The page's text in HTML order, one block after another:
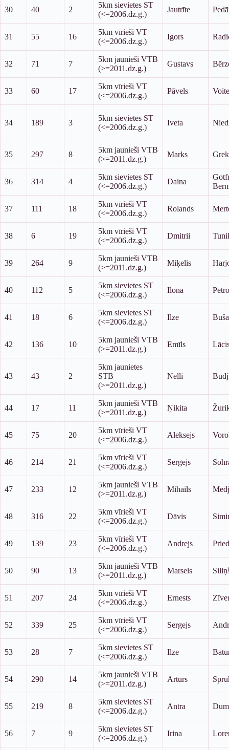
30 40 2
5km sievietes ST
(<=2006.dz.g.)
Jautrīte
31 55 16
5km vīrieši VT
(<=2006.dz.g.)
Igors
32 71 7
5km jaunieši VTB
(>=2011.dz.g.)
Gustavs
33 60 17
5km vīrieši VT
(<=2006.dz.g.)
Pāvels
34 189 3
5km sievietes ST
(<=2006.dz.g.)
Iveta
35 297 8
5km jaunieši VTB
(>=2011.dz.g.)
Marks
36 314 4
5km sievietes ST
(<=2006.dz.g.)
Daina
37 111 18
5km vīrieši VT
(<=2006.dz.g.)
Rolands
38 6 19
5km vīrieši VT
(<=2006.dz.g.)
Dmitrii
39 264 9
5km jaunieši VTB
(>=2011.dz.g.)
Miķelis
40 112 5
5km sievietes ST
(<=2006.dz.g.)
Ilona
41 18 6
5km sievietes ST
(<=2006.dz.g.)
Ilze Buša
42 136 10
5km jaunieši VTB
(>=2011.dz.g.)
Emīls
43 43 2
5km jaunietes
STB
(>=2011.dz.g.)
Nelli
44 17 11
5km jaunieši VTB
(>=2011.dz.g.)
Ņikita
45 75 20
5km vīrieši VT
(<=2006.dz.g.)
Aleksejs
46 214 21
5km vīrieši VT
(<=2006.dz.g.)
Sergejs
47 233 12
5km jaunieši VTB
(>=2011.dz.g.)
Mihails
48 316 22
5km vīrieši VT
(<=2006.dz.g.)
Dāvis
49 139 23
5km vīrieši VT
(<=2006.dz.g.)
Andrejs
50 90 13
5km jaunieši VTB
(>=2011.dz.g.)
Marsels
51 207 24
5km vīrieši VT
(<=2006.dz.g.)
Ernests
52 339 25
5km vīrieši VT
(<=2006.dz.g.)
Sergejs
53 28 7
5km sievietes ST
(<=2006.dz.g.)
Ilze
54 290 14
5km jaunieši VTB
(>=2011.dz.g.)
Artūrs
55 219 8
5km sievietes ST
(<=2006.dz.g.)
Antra
56 7 9
5km sievietes ST
(<=2006.dz.g.)
Irina